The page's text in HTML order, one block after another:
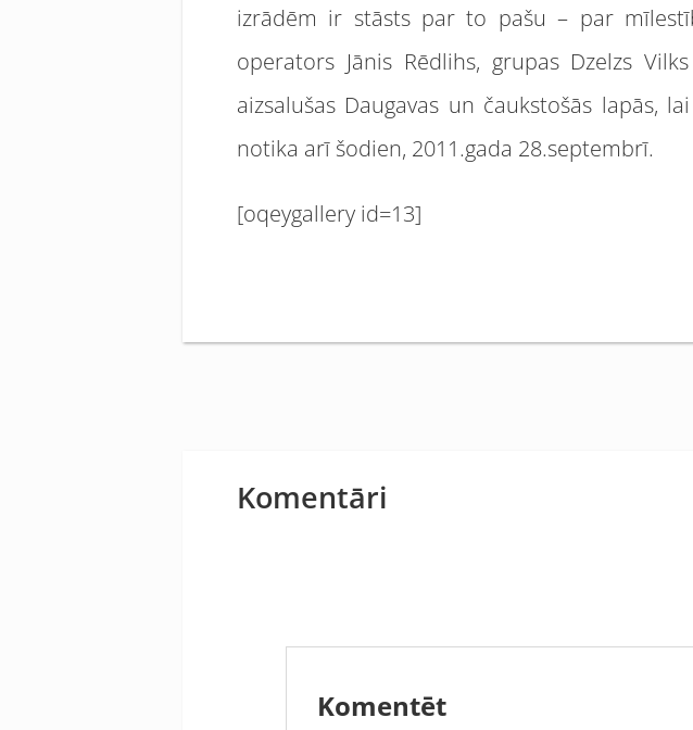
izrādēm ir stāsts par to pašu – par
operators Jānis Rēdlihs, grupas Dzelzs
aizsalušas Daugavas un čaukstošās lapās,
notika arī šodien, 2011.gada 28.septembrī.
[oqeygallery id=13]
Komentāri
Komentēt